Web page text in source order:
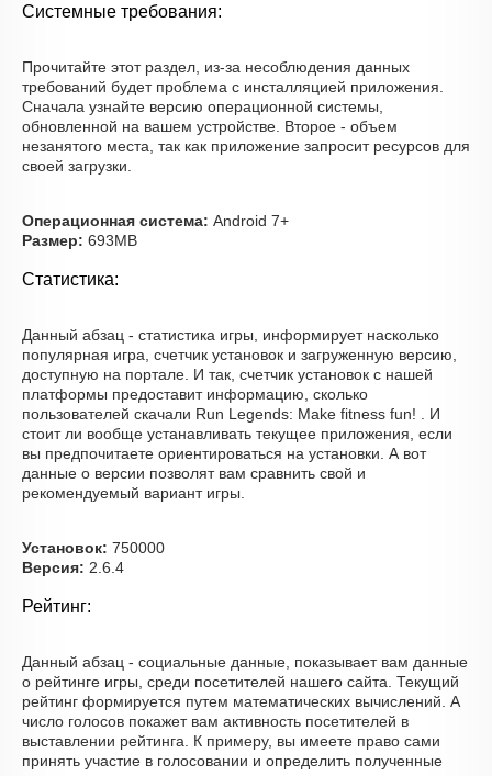
Системные требования:
Прочитайте этот раздел, из-за несоблюдения данных
требований будет проблема с инсталляцией приложения.
Сначала узнайте версию операционной системы,
обновленной на вашем устройстве. Второе - объем
незанятого места, так как приложение запросит ресурсов для
своей загрузки.
Операционная система: Android 7+
Размер: 693MB
Статистика:
Данный абзац - статистика игры, информирует насколько
популярная игра, счетчик установок и загруженную версию,
доступную на портале. И так, счетчик установок с нашей
платформы предоставит информацию, сколько
пользователей скачали Run Legends: Make fitness fun! . И
стоит ли вообще устанавливать текущее приложения, если
вы предпочитаете ориентироваться на установки. А вот
данные о версии позволят вам сравнить свой и
рекомендуемый вариант игры.
Установок: 750000
Версия: 2.6.4
Рейтинг:
Данный абзац - социальные данные, показывает вам данные
о рейтинге игры, среди посетителей нашего сайта. Текущий
рейтинг формируется путем математических вычислений. А
число голосов покажет вам активность посетителей в
выставлении рейтинга. К примеру, вы имеете право сами
принять участие в голосовании и определить полученные